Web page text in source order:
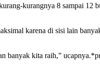
kurangnya 8 sampai 12
karena di sisi lain
banyak kita raih,”